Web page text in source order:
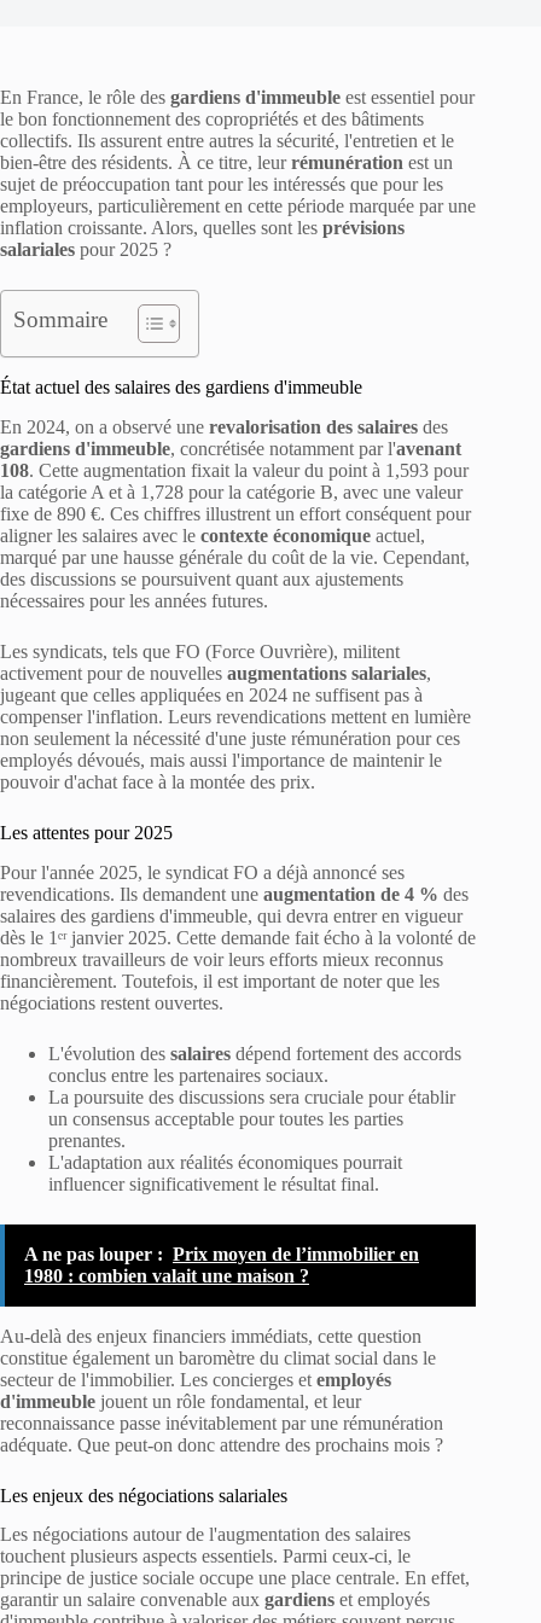
En France, le rôle des gardiens d'immeuble est essentiel pour
le bon fonctionnement des copropriétés et des bâtiments
collectifs. Ils assurent entre autres la sécurité, l'entretien et le
bien-être des résidents. À ce titre, leurrémunération est un
sujet de préoccupation tant pour les intéressés que pour les
employeurs, particulièrement en cette période marquée par une
inflation croissante. Alors, quelles sont les prévisions
salariales pour 2025 ?
Sommaire
État actuel des salaires des gardiens d'immeuble
En 2024, on a observé une revalorisation des salaires des
gardiens d'immeuble, concrétisée notamment par l'avenant
108. Cette augmentation fixait la valeur du point à 1,593 pour
la catégorie A et à 1,728 pour la catégorie B, avec une valeur
fixe de 890 €. Ces chiffres illustrent un effort conséquent pour
aligner les salaires avec le contexte économique actuel,
marqué par une hausse générale du coût de la vie. Cependant,
des discussions se poursuivent quant aux ajustements
nécessaires pour les années futures.
Les syndicats, tels que FO (Force Ouvrière), militent
activement pour de nouvelles augmentations salariales,
jugeant que celles appliquées en 2024 ne suffisent pas à
compenser l'inflation. Leurs revendications mettent en lumière
non seulement la nécessité d'une juste rémunération pour ces
employés dévoués, mais aussi l'importance de maintenir le
pouvoir d'achat face à la montée des prix.
Les attentes pour 2025
Pour l'année 2025, le syndicat FO a déjà annoncé ses
revendications. Ils demandent une augmentation de 4 % des
salaires des gardiens d'immeuble, qui devra entrer en vigueur
dès le 1ᵉʳ janvier 2025. Cette demande fait écho à la volonté de
nombreux travailleurs de voir leurs efforts mieux reconnus
financièrement. Toutefois, il est important de noter que les
négociations restent ouvertes.
L'évolution des salaires dépend fortement des accords
conclus entre les partenaires sociaux.
La poursuite des discussions sera cruciale pour établir
un consensus acceptable pour toutes les parties
prenantes.
L'adaptation aux réalités économiques pourrait
influencer significativement le résultat final.
A ne pas louper : Prix moyen de l’immobilier en
1980 : combien valait une maison ?
Au-delà des enjeux financiers immédiats, cette question
constitue également un baromètre du climat social dans le
secteur de l'immobilier. Les concierges et employés
d'immeuble jouent un rôle fondamental, et leur
reconnaissance passe inévitablement par une rémunération
adéquate. Que peut-on donc attendre des prochains mois ?
Les enjeux des négociations salariales
Les négociations autour de l'augmentation des salaires
touchent plusieurs aspects essentiels. Parmi ceux-ci, le
principe de justice sociale occupe une place centrale. En effet,
garantir un salaire convenable aux gardiens et employés